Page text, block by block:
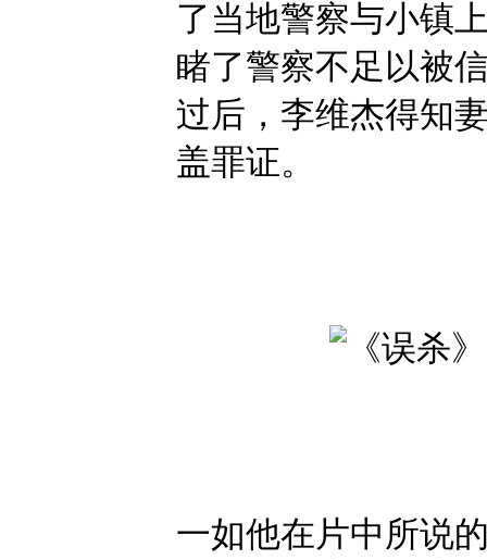
了当地警察与小镇
睹了警察不足以被
过后，李维杰得知
盖罪证。
一如他在片中所说